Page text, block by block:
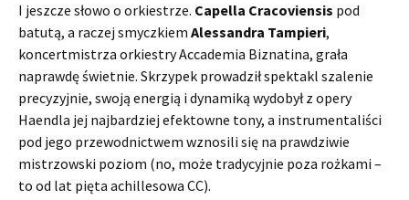
I jeszcze słowo o orkiestrze. Capella Cracoviensis pod
batutą, a raczej smyczkiem Alessandra Tampieri,
koncertmistrza orkiestry Accademia Biznatina, grała
naprawdę świetnie. Skrzypek prowadził spektakl szalenie
precyzyjnie, swoją energią i dynamiką wydobył z opery
Haendla jej najbardziej efektowne tony, a instrumentaliści
pod jego przewodnictwem wznosili się na prawdziwie
mistrzowski poziom (no, może tradycyjnie poza rożkami –
to od lat pięta achillesowa CC).